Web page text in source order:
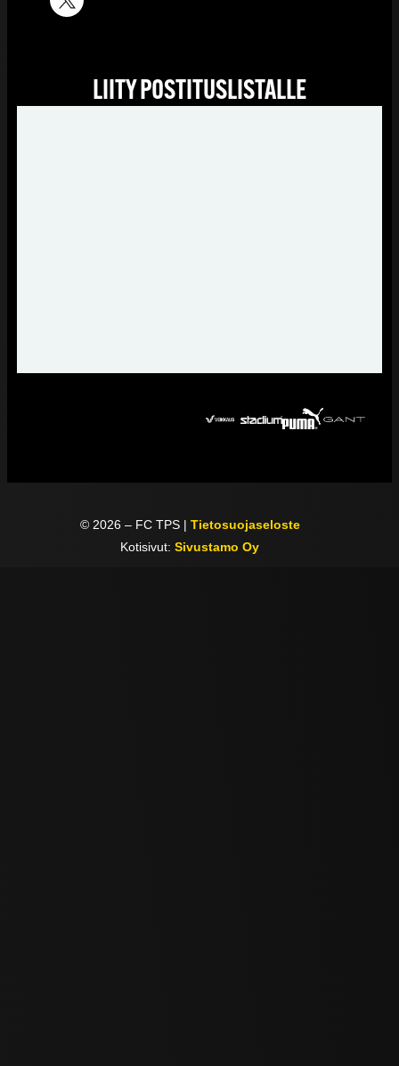
LIITY POSTITUSLISTALLE
© 2026 – FC TPS | Tietosuojaseloste
Kotisivut:Sivustamo Oy